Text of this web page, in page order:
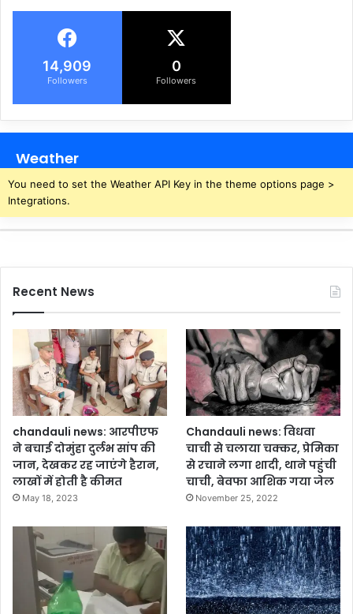
14,909
Followers
0
Followers
Weather
You need to set the Weather API Key in the theme options page >
Integrations.
Recent News
chandauli news: आरपीएफ
ने बचाई दोमुंहा दुर्लभ सांप की
जान, देखकर रह जाएंगे हैरान,
लाखों में होती है कीमत
May 18, 2023
Chandauli news: विधवा
चाची से चलाया चक्कर, प्रेमिका
से रचाने लगा शादी, थाने पहुंची
चाची, बेवफा आशिक गया जेल
November 25, 2022